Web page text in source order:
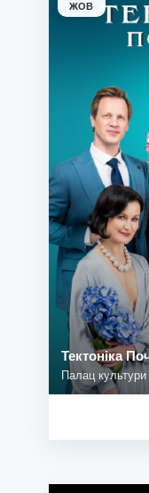
ЖОВ
Тектоніка
Палац